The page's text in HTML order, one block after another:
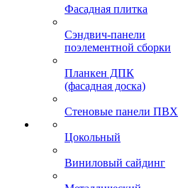
Фасадная плитка
Сэндвич-панели
поэлементной сборки
Планкен ДПК
(фасадная доска)
Стеновые панели ПВХ
Цокольный
Виниловый сайдинг